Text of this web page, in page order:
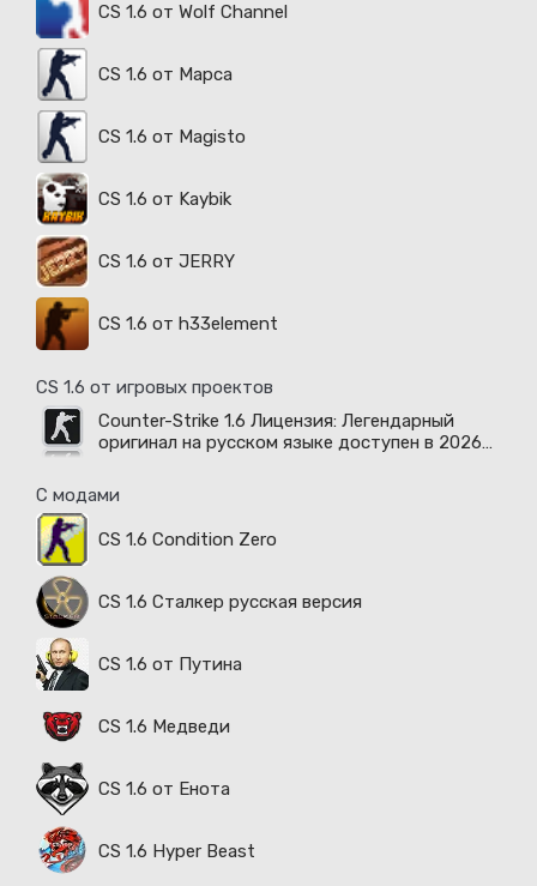
CS 1.6 от Wolf Channel
CS 1.6 от Марса
CS 1.6 от Magisto
CS 1.6 от Kaybik
CS 1.6 от JERRY
CS 1.6 от h33element
CS 1.6 от игровых проектов
Counter-Strike 1.6 Лицензия: Легендарный
оригинал на русском языке доступен в 2026
С модами
CS 1.6 Condition Zero
CS 1.6 Сталкер русская версия
CS 1.6 от Путина
CS 1.6 Медведи
CS 1.6 от Енота
CS 1.6 Hyper Beast